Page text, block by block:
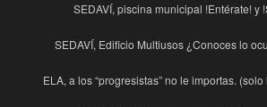
SEDAVÍ, piscina municipal !Entérate! y
SEDAVÍ, Edificio Multiusos ¿Conoces lo
ELA, a los “progresistas” no le importas.